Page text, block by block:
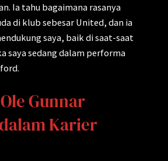
Ia tahu bagaimana rasanya
di klub sebesar United, dan ia
saya, baik di saat-saat
saya sedang dalam performa
Gunnar
Karier